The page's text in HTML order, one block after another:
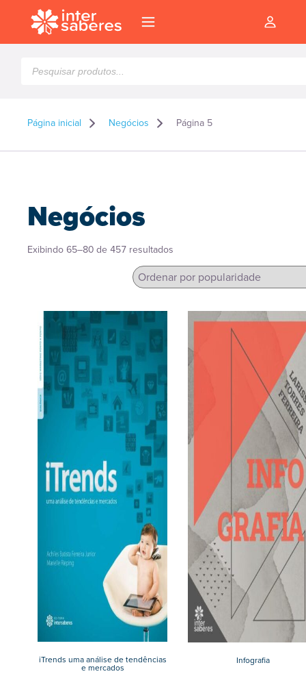
produtos
Página inicial Negócios Página 5
Negócios
Exibindo 65–80 de 457 resultados
popularidade
iTrends uma análise de tendências
e mercados
Infografia